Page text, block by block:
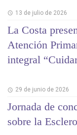
13 de julio de 2026
La Costa
Atención
integral
29 de junio de 2026
Jornada de
sobre la